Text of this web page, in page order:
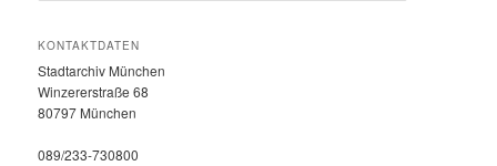
h
n
KONTAKTDATEN
Stadtarchiv München
Winzererstraße 68
80797 München
089/233-730800